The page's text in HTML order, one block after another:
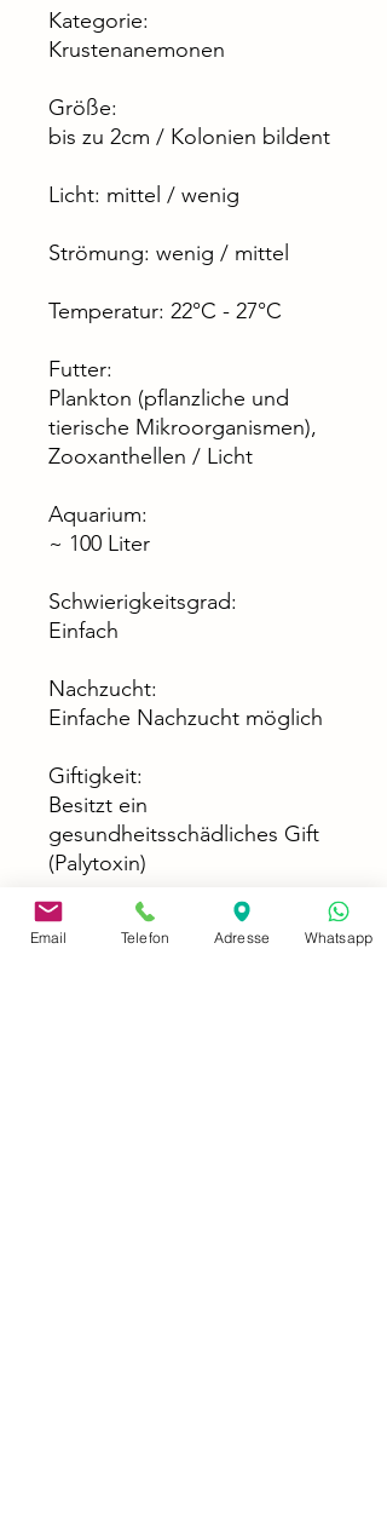
Kategorie:
Krustenanemonen
Größe:
bis zu 2cm / Kolonien bildent
Licht: mittel / wenig
Strömung: wenig / mittel
Temperatur: 22°C - 27°C
Futter:
Plankton (pflanzliche und
tierische Mikroorganismen),
Zooxanthellen / Licht
Aquarium:
~ 100 Liter
Schwierigkeitsgrad:
Einfach
Nachzucht:
Einfache Nachzucht möglich
Giftigkeit:
Besitzt ein
gesundheitsschädliches Gift
(Palytoxin)
Email Telefon Adresse Whatsapp